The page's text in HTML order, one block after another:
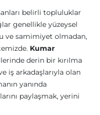
belirli topluluklar
genellikle yüzeysel
ve samimiyet olmadan,
Kumar
derin bir kırılma
iş arkadaşlarıyla olan
yanında
paylaşmak, yerini